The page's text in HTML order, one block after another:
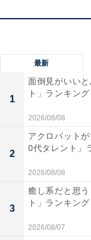
最新
1
面倒見がいい
ト」ランキン
2026/08/08
2
アクロバット
0代タレント」
2026/08/08
3
癒し系だと思
ト」ランキン
2026/08/07